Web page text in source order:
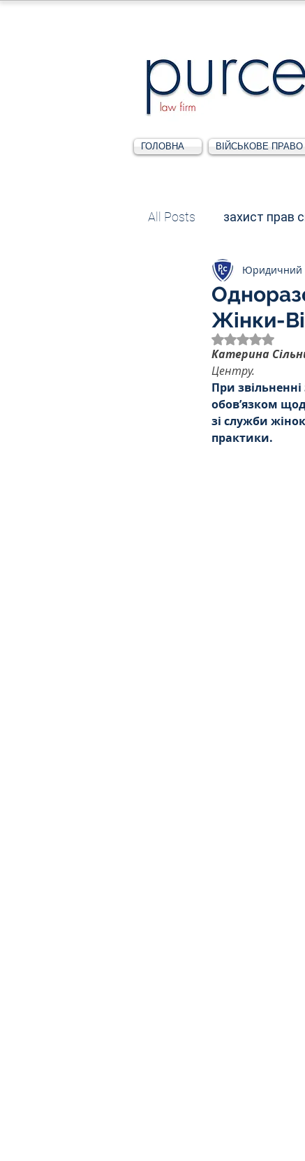
ГОЛОВНА ВІЙСЬКОВЕ ПРАВО
All Posts захист прав
Податкове
Трудове
Спортивне право
Права Жінок
Жінки-
Юридичний
Оцінка: NaN
Катерина
Центру.
При
обов’язком
зі служби
практики.